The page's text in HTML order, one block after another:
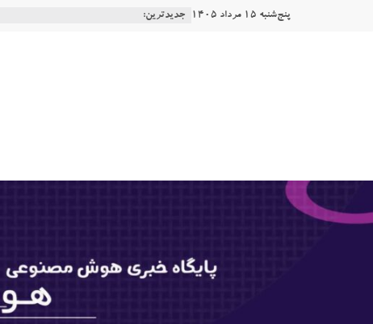
پنج‌شنبه 15 مرداد 1405 جدیدترین:
خبری
مصنوعی